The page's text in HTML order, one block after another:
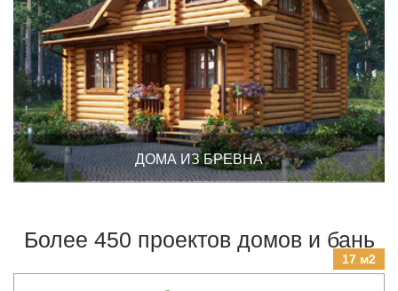
ДОМА ИЗ БРЕВНА
Более 450 проектов домов и бань
17 м2